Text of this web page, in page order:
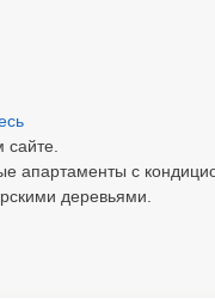
апартаменты с
деревьями.